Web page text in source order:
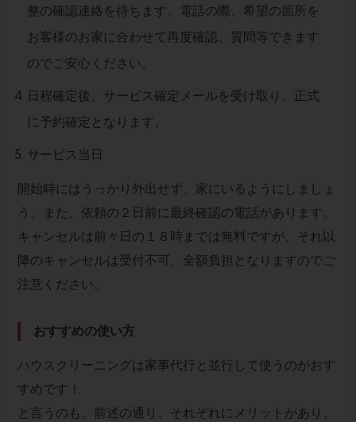
整の確認連絡を待ちます。電話の際、希望の箇所を
お客様のお家に合わせて再度確認、質問等できます
のでご安心ください。
日程確定後、サービス確定メールを受け取り、正式
に予約確定となります。
サービス当日
開始時にはうっかり外出せず、家にいるようにしましょ
う。また、依頼の２日前に最終確認の電話があります。
キャンセルは前々日の１８時までは無料ですが、それ以
降のキャンセルは受付不可、全額負担となりますのでご
注意ください。
おすすめの使い方
ハウスクリーニングは家事代行と並行して使うのがおす
すめです！
と言うのも、前述の通り、それぞれにメリットがあり、